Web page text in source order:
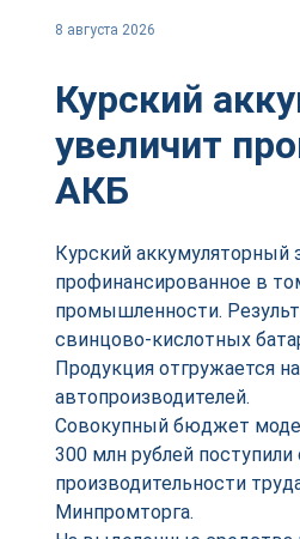
8 августа 2026
Курский
увеличит
АКБ
Курский
профинансированное в
промышленности.
свинцово-кислотных
Продукция отгружается
автопроизводителей.
Совокупный бюджет
300 млн рублей
производительности
Минпромторга.